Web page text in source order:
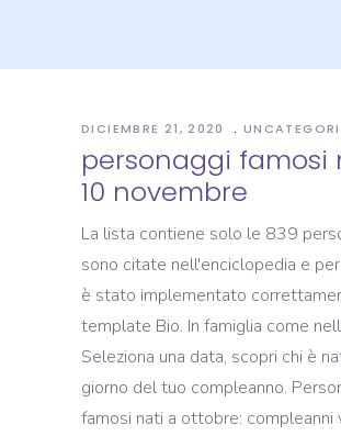
DICIEMBRE 21, 2020
personaggi famosi
10 novembre
La lista contiene solo le 839
sono citate nell'enciclopedia e
è stato implementato
template Bio. In famiglia come
Seleziona una data, scopri chi è
giorno del tuo compleanno.
famosi nati a ottobre: compleanni